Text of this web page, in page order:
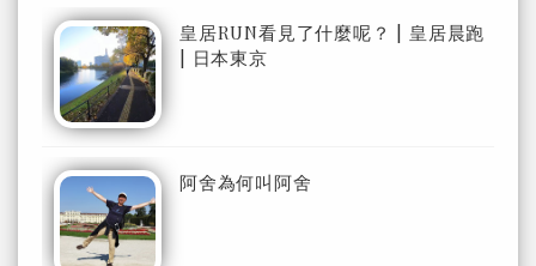
皇居RUN看見了什麼呢？ | 皇居晨跑
| 日本東京
阿舍為何叫阿舍